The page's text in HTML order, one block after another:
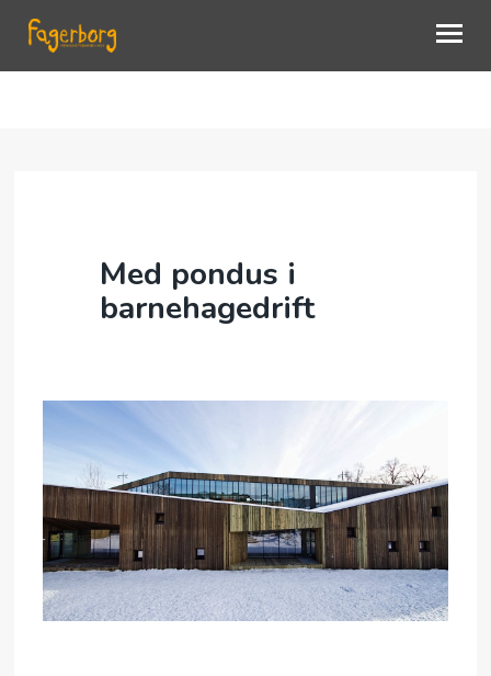
SØKE PLASS
Med pondus i
barnehagedrift